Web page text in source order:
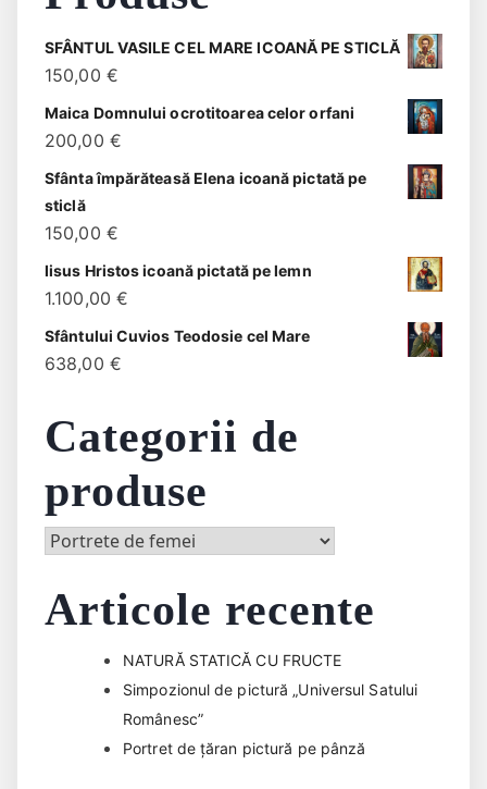
SFÂNTUL VASILE CEL MARE ICOANĂ PE STICLĂ
150,00 €
Maica Domnului ocrotitoarea celor orfani
200,00 €
Sfânta împărăteasă Elena icoană pictată pe
sticlă
150,00 €
Iisus Hristos icoană pictată pe lemn
1.100,00 €
Sfântului Cuvios Teodosie cel Mare
638,00 €
Categorii de
produse
Articole recente
NATURĂ STATICĂ CU FRUCTE
Simpozionul de pictură „Universul Satului
Românesc”
Portret de țăran pictură pe pânză